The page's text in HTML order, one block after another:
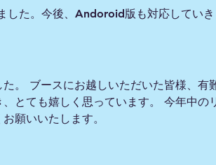
した。今後、Andoroid版も対応してい
。 ブースにお越しいただいた皆様、有
とても嬉しく思っています。 今年中の
願いいたします。